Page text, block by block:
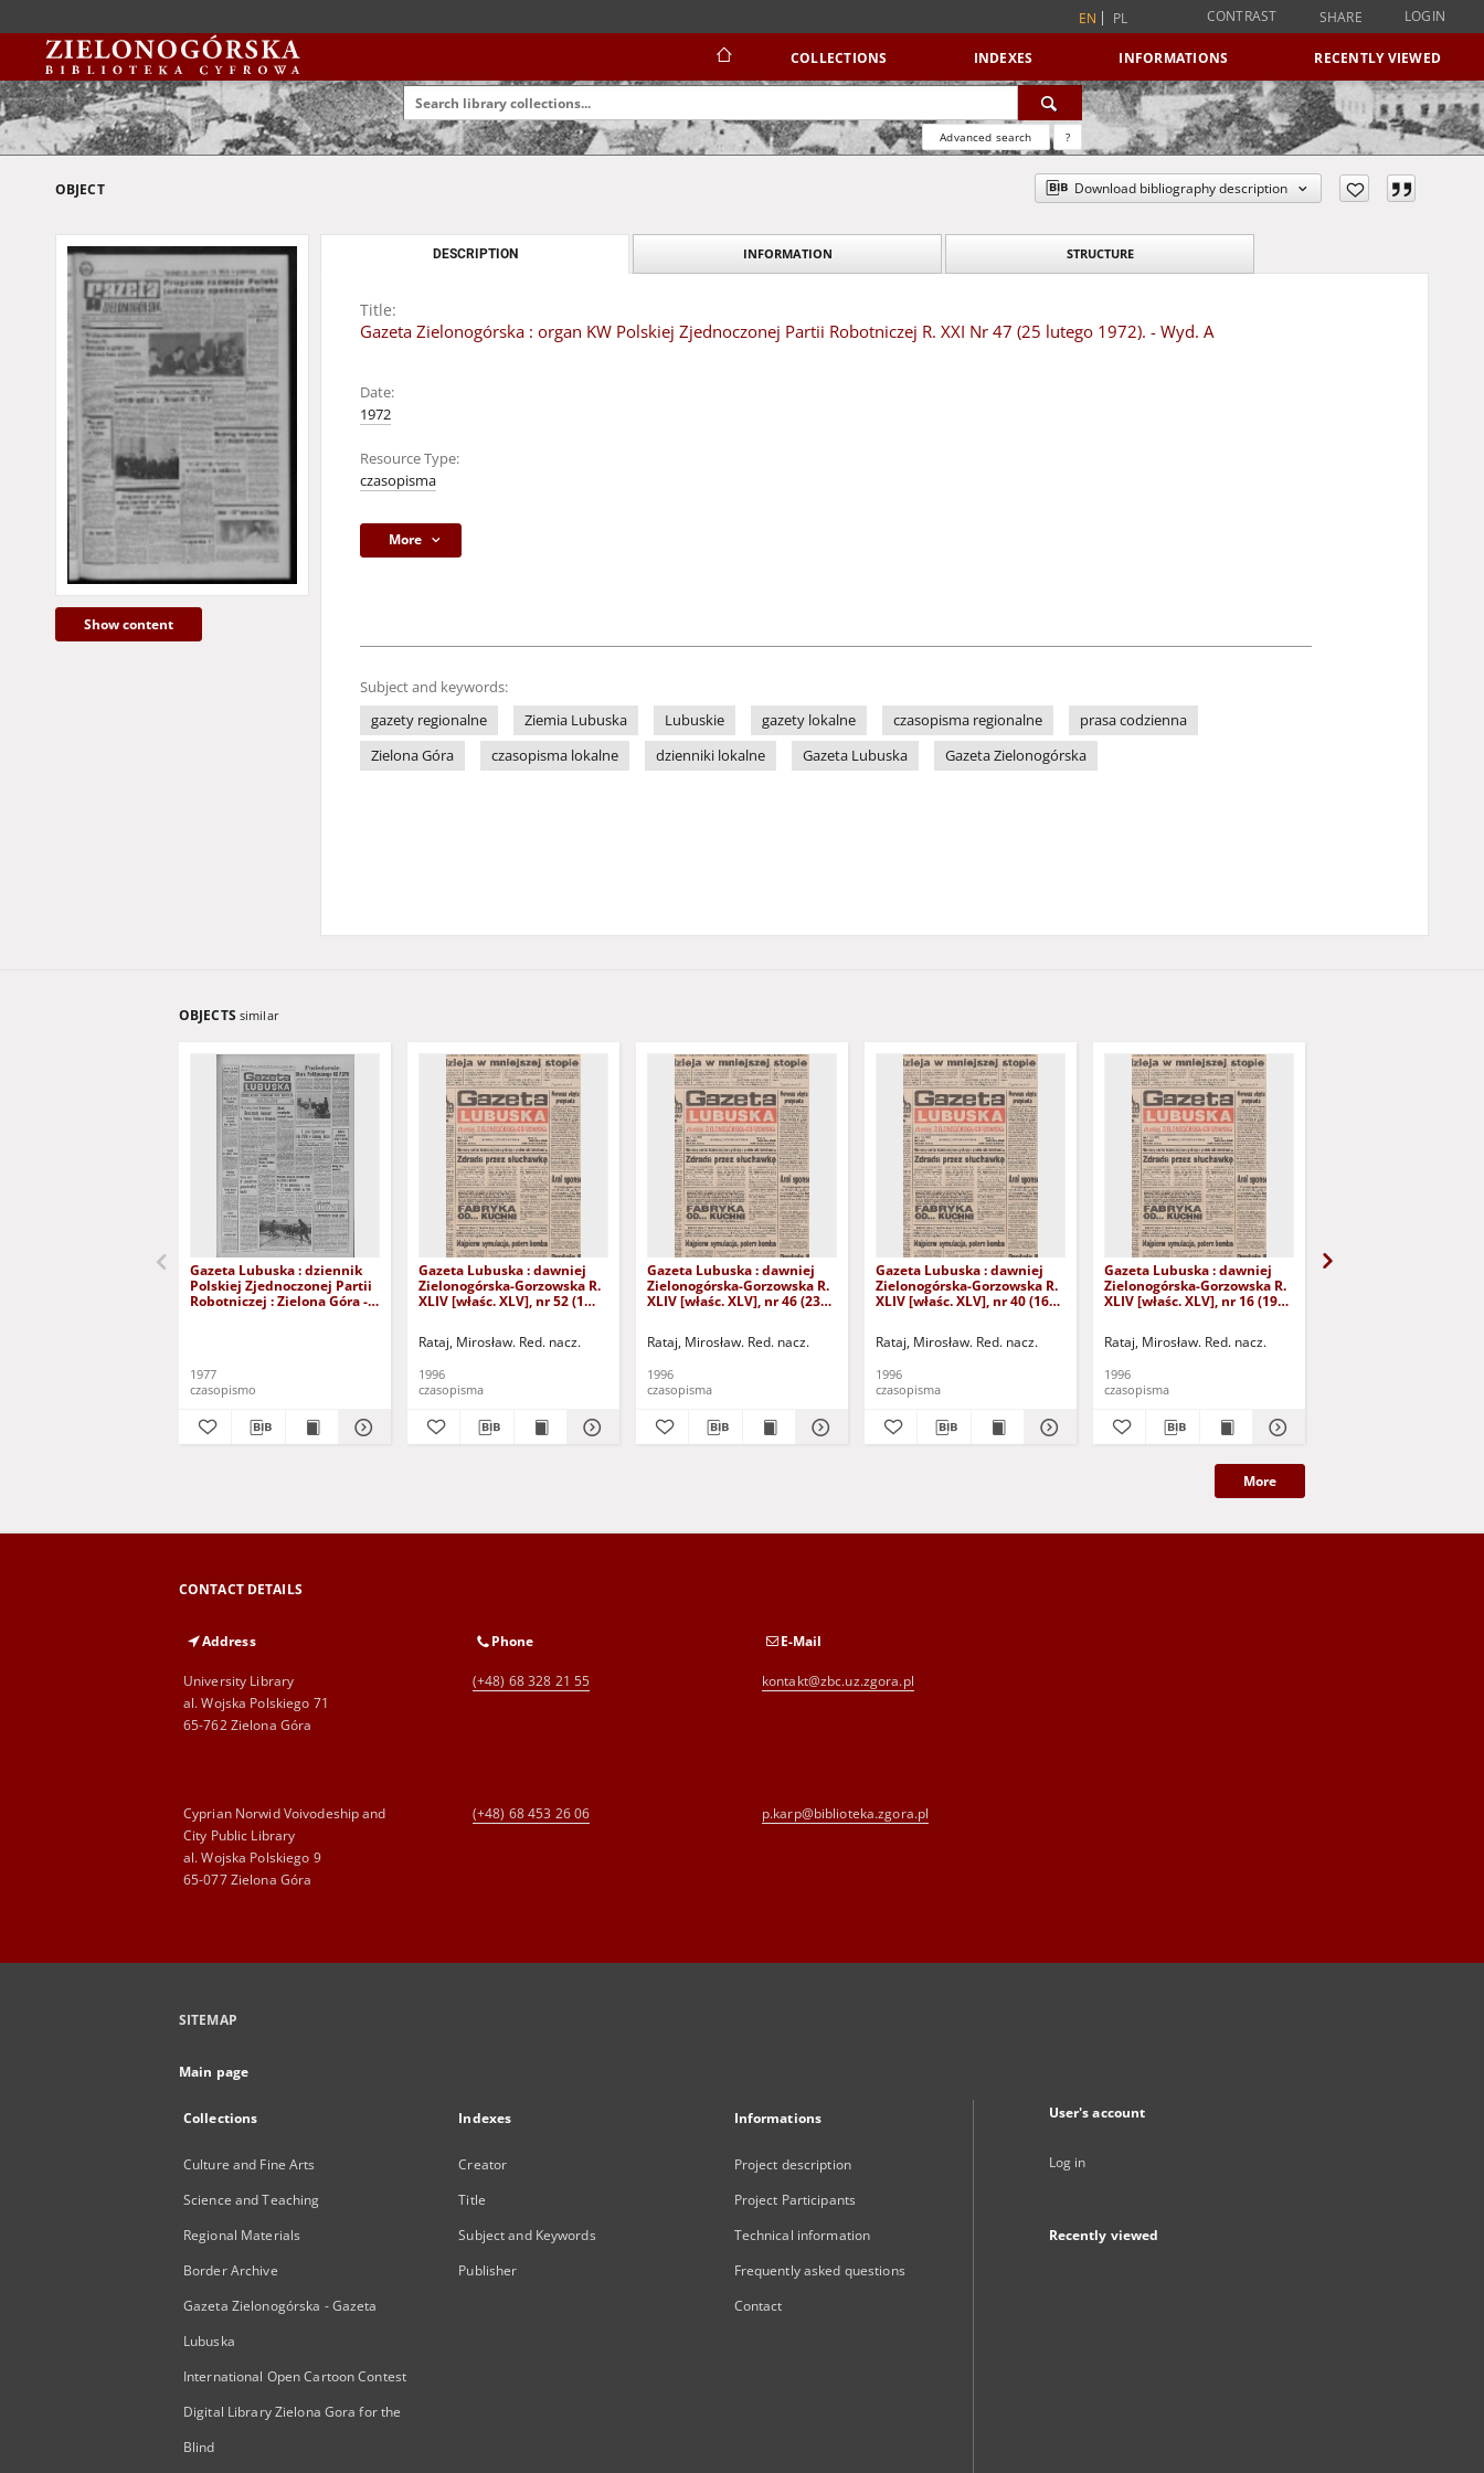
EN PL CONTRAST SHARE LOGIN
COLLECTIONS INDEXES INFORMATIONS RECENTLY VIEWED
Advanced search ?
OBJECT Download bibliography description
Show content
DESCRIPTION INFORMATION STRUCTURE
Title:
Gazeta Zielonogórska : organ KW Polskiej Zjednoczonej Partii Robotniczej R. XXI Nr 47 (25 lutego 1972). - Wyd. A
Date:
1972
Resource Type:
czasopisma
More
Subject and keywords:
gazety regionalne
Ziemia Lubuska Lubuskie gazety lokalne czasopisma regionalne
prasa codzienna
Zielona Góra
czasopisma lokalne dzienniki lokalne Gazeta Lubuska Gazeta Zielonogórska
OBJECTS similar
Gazeta Lubuska : dziennik
Polskiej Zjednoczonej Partii
Robotniczej : Zielona Góra -
1977
czasopismo
Gazeta Lubuska : dawniej
Zielonogórska-Gorzowska R.
XLIV [właśc. XLV], nr 52 (1
Rataj, Mirosław. Red. nacz.
1996
czasopisma
Gazeta Lubuska : dawniej
Zielonogórska-Gorzowska R.
XLIV [właśc. XLV], nr 46 (23
Rataj, Mirosław. Red. nacz.
1996
czasopisma
Gazeta Lubuska : dawniej
Zielonogórska-Gorzowska R.
XLIV [właśc. XLV], nr 40 (16
Rataj, Mirosław. Red. nacz.
1996
czasopisma
Gazeta Lubuska : dawniej
Zielonogórska-Gorzowska R.
XLIV [właśc. XLV], nr 16 (19
Rataj, Mirosław. Red. nacz.
1996
czasopisma
More
CONTACT DETAILS
Address
University Library
al. Wojska Polskiego 71
65-762 Zielona Góra
Phone
(+48) 68 328 21 55
E-Mail
kontakt@zbc.uz.zgora.pl
Cyprian Norwid Voivodeship and
City Public Library
al. Wojska Polskiego 9
65-077 Zielona Góra
(+48) 68 453 26 06 p.karp@biblioteka.zgora.pl
SITEMAP
Main page
Collections
Culture and Fine Arts
Science and Teaching
Regional Materials
Border Archive
Gazeta Zielonogórska - Gazeta
Lubuska
International Open Cartoon Contest
Digital Library Zielona Gora for the
Blind
Indexes
Creator
Title
Subject and Keywords
Publisher
Informations
Project description
Project Participants
Technical information
Frequently asked questions
Contact
User's account
Log in
Recently viewed